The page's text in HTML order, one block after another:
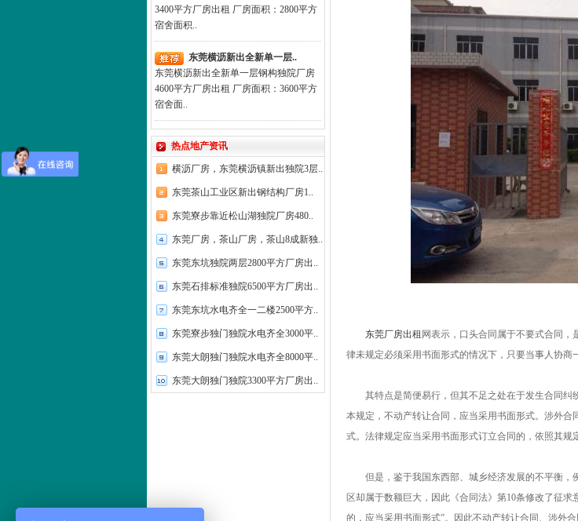
3400平方厂房出租 厂房面积：2800平方
宿舍面积..
东莞横沥新出全新单一层..
东莞横沥新出全新单一层钢构独院厂房
4600平方厂房出租 厂房面积：3600平方
宿舍面..
热点地产资讯
横沥厂房，东莞横沥镇新出独院3层..
东莞茶山工业区新出钢结构厂房1..
东莞寮步靠近松山湖独院厂房480..
东莞厂房，茶山厂房，茶山8成新独..
东莞东坑独院两层2800平方厂房出..
东莞石排标准独院6500平方厂房出..
东莞东坑水电齐全一二楼2500平方..
东莞寮步独门独院水电齐全3000平..
东莞大朗独门独院水电齐全8000平..
东莞大朗独门独院3300平方厂房出..
东莞厂房出租 网表示，口头合同属于不要式合同
律未规定必须采用书面形式的情况下，只要当事人协商
其特点是简便易行，但其不足之处在于发生合同
本规定，不动产转让合同，应当采用书面形式。涉外
式。法律规定应当采用书面形式订立合同的，依照其规
但是，鉴于我国东西部、城乡经济发展的不平衡
区却属于数额巨大，因此《合同法》第10条修改了征
的，应当采用书面形式”。因此不动产转让合同、涉外